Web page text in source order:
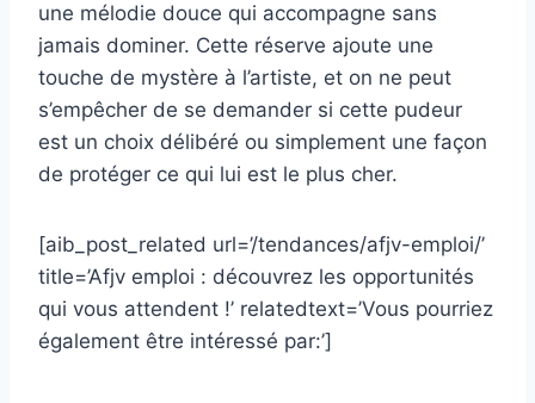
une mélodie douce qui accompagne sans
jamais dominer. Cette réserve ajoute une
touche de mystère à l’artiste, et on ne peut
s’empêcher de se demander si cette pudeur
est un choix délibéré ou simplement une façon
de protéger ce qui lui est le plus cher.
[aib_post_related url=’/tendances/afjv-emploi/’
title=’Afjv emploi : découvrez les opportunités
qui vous attendent !’ relatedtext=’Vous pourriez
également être intéressé par:’]